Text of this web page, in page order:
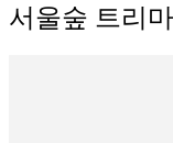
서울숲 트리